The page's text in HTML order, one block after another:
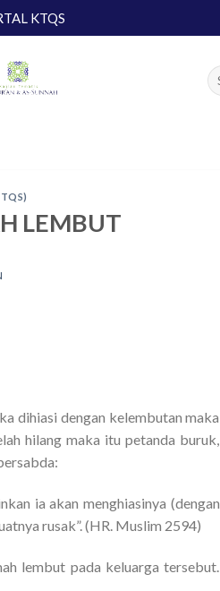
KTQS
LEMBUT
dihiasi dengan kelembutan maka
hilang maka itu petanda buruk,
ia akan menghiasinya (dengan
rusak”. (HR. Muslim 2594)
lembut pada keluarga tersebut.